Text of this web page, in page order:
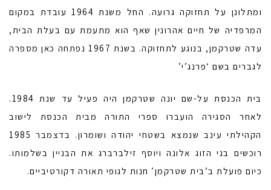
ומתלונן על תחזוקה גרועה. החל משנת 1964 עובדת במקום
המרפדיה של חיים אהרונין שאף הוא מתעמת עם בעלת הבית,
עדה שטרקמן, בנוגע לתחזוקה. בשנת 1967 נפתחה כאן מספרה
לגברים בשם ‘פרנג’י’
בית הכנסת על-שם יונה שטרקמן היה פעיל עד שנת 1984.
לאחר הסגירה הועברו ספרי התורה מבית הכנסת לישוב
הקהילתי עינב שנמצא בשטחי יהודה ושומרון. בדצמבר 1985
רוכשים בני הזוג אלונה ויוסף זילברברג את הבניין בשלמותו.
כיום פועלת ב’בית שטרקמן’ חנות לגופי תאורה דקורטיביים.